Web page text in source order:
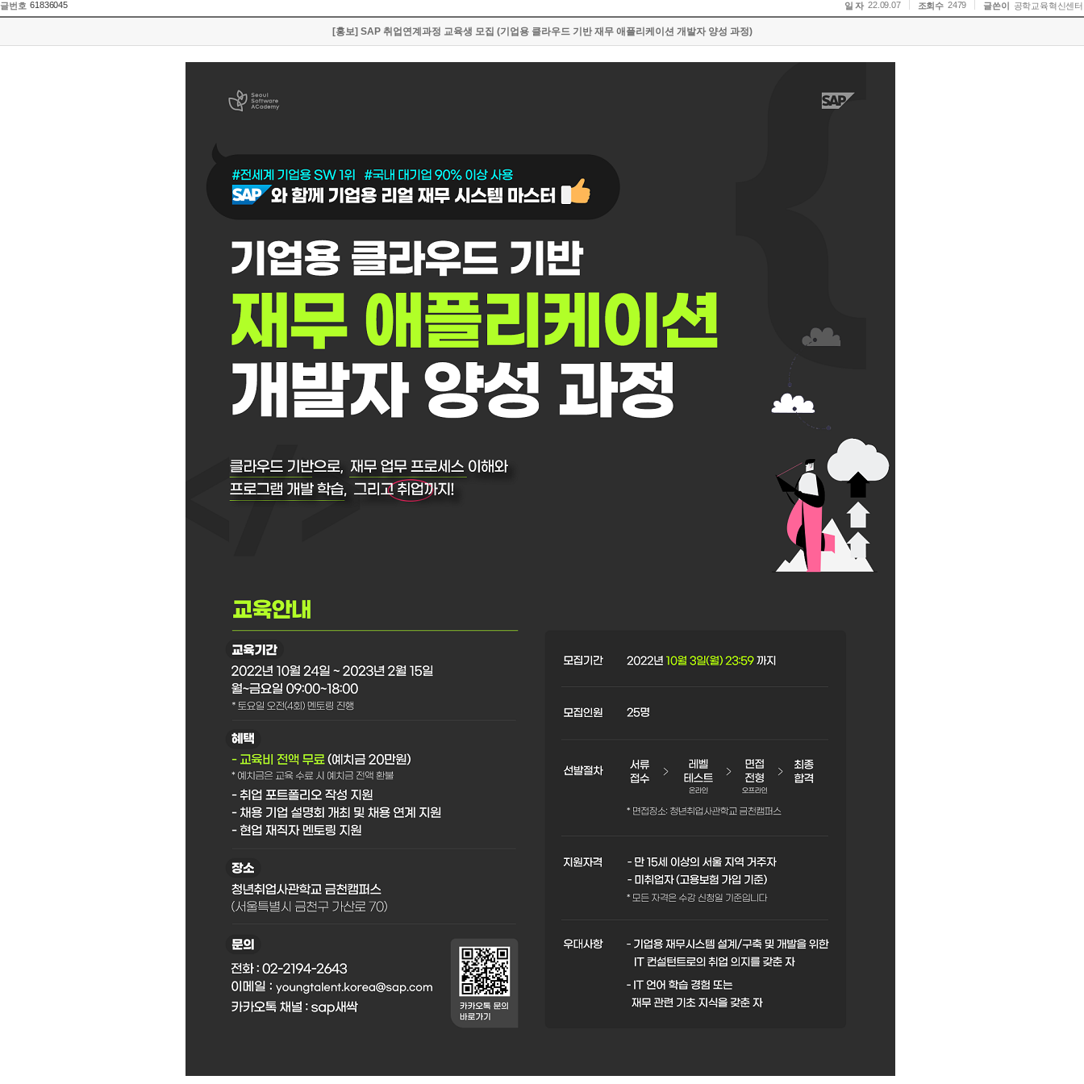
글번호 61836045 일 자 22.09.07 조회수 2479 글쓴이 공학교육혁신센터
[홍보] SAP 취업연계과정 교육생 모집 (기업용 클라우드 기반 재무 애플리케이션 개발자 양성 과정)